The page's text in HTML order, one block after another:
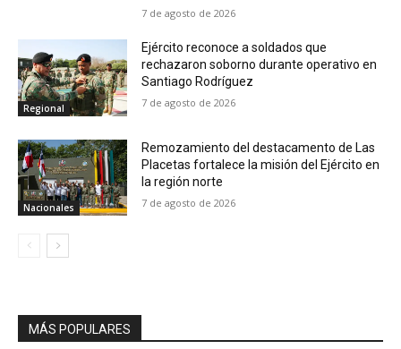
7 de agosto de 2026
Regional
Ejército reconoce a soldados que
rechazaron soborno durante operativo en
Santiago Rodríguez
7 de agosto de 2026
Nacionales
Remozamiento del destacamento de Las
Placetas fortalece la misión del Ejército en
la región norte
7 de agosto de 2026
MÁS POPULARES